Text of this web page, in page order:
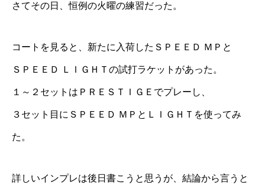
さてその日、恒例の火曜の練習だった。
コートを見ると、新たに入荷したＳＰＥＥＤ ＭＰと
ＳＰＥＥＤ ＬＩＧＨＴの試打ラケットがあった。
１～２セットはＰＲＥＳＴＩＧＥでプレーし、
３セット目にＳＰＥＥＤ ＭＰとＬＩＧＨＴを使ってみ
た。
詳しいインプレは後日書こうと思うが、結論から言うと